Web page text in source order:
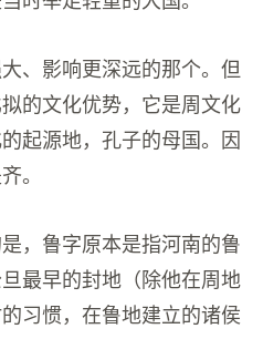
、影响更深远的那个。但
的文化优势，它是周文化
起源地，孔子的母国。因
。
，鲁字原本是指河南的鲁
最早的封地（除他在周地
习惯，在鲁地建立的诸侯